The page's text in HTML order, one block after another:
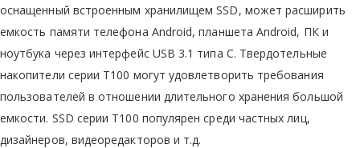
оснащенный встроенным хранилищем SSD, может расширить
емкость памяти телефона Android, планшета Android, ПК и
ноутбука через интерфейс USB 3.1 типа C. Твердотельные
накопители серии T100 могут удовлетворить требования
пользователей в отношении длительного хранения большой
емкости. SSD серии T100 популярен среди частных лиц,
дизайнеров, видеоредакторов и т.д.